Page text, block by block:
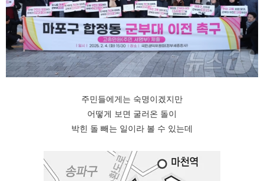
주민들에게는 숙명이겠지만
어떻게 보면 굴러온 돌이
박힌 돌 빼는 일이라 볼 수 있는데